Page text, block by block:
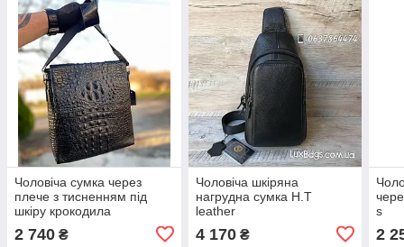
Чоловіча сумка через
плече з тисненням під
шкіру крокодила
2 740 ₴
Чоловіча шкіряна
нагрудна сумка H.T
leather
4 170₴
s
2